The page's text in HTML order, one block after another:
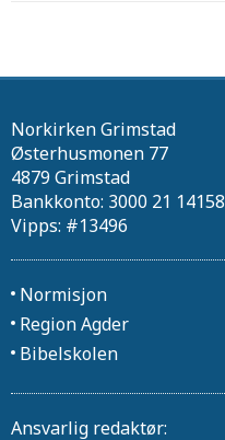
Norkirken Grimstad
Østerhusmonen 77
4879 Grimstad
Bankkonto: 3000 21 14158
Vipps: #13496
Normisjon
Region Agder
Bibelskolen
Ansvarlig redaktør: